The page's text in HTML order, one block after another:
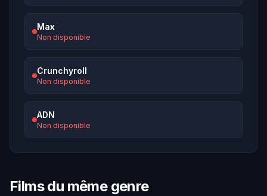
Max
Non disponible
Crunchyroll
Non disponible
ADN
Non disponible
Films du même genre